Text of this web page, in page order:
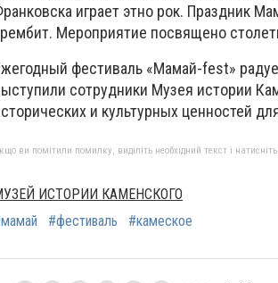
играет этно рок. Праздник
Мероприятие посвящено
фестиваль «Мамай-fest»
сотрудники Музея истории
и культурных ценностей
ви помітили помилку, виділіть необхідний текст і
ИСТОРИИ КАМЕНСКОГО
#фестиваль #камеское